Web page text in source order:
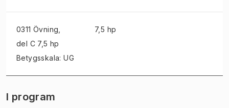
0311 Övning
del C 7,5 hp
Betygsskala: UG
7,5 hp
I program